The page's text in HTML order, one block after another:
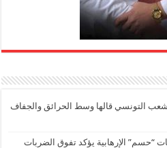
التونسي قالها وسط الحرائق والجفاف
“حسم” الإرهابية يؤكد تفوق الضربات